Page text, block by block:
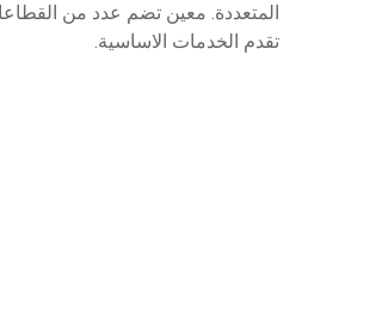
المتعددة. معين تضم عدد من
تقدم الخدمات الاساسية.